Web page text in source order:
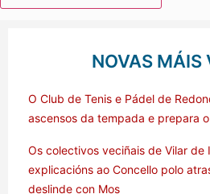
NOVAS MÁIS
O Club de Tenis e Pádel de
ascensos da tempada e prepara
Os colectivos veciñais de Vilar de
explicacións ao Concello polo
deslinde con Mos